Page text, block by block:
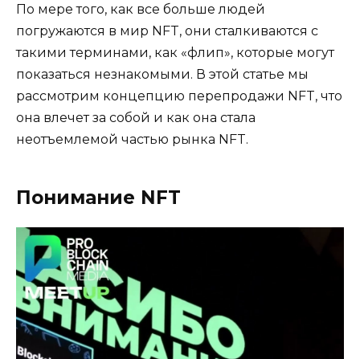
По мере того, как все больше людей
погружаются в мир NFT, они сталкиваются с
такими терминами, как «флип», которые могут
показаться незнакомыми. В этой статье мы
рассмотрим концепцию перепродажи NFT, что
она влечет за собой и как она стала
неотъемлемой частью рынка NFT.
Понимание NFT